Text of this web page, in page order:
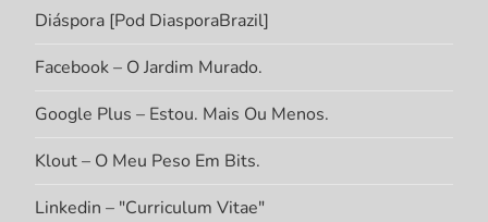
Diáspora [Pod DiasporaBrazil]
Facebook – O Jardim Murado.
Google Plus – Estou. Mais Ou Menos.
Klout – O Meu Peso Em Bits.
Linkedin – "Curriculum Vitae"